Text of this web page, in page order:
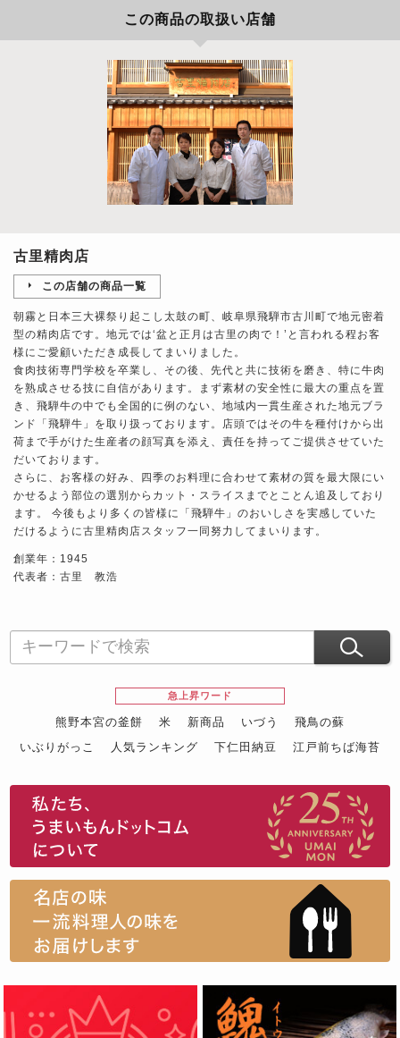
この商品の取扱い店舗
古里精肉店
この店舗の商品一覧
朝霧と日本三大裸祭り起こし太鼓の町、岐阜県飛騨市古川町で地元密着
型の精肉店です。地元では‘盆と正月は古里の肉で！’と言われる程お客
様にご愛顧いただき成長してまいりました。
食肉技術専門学校を卒業し、その後、先代と共に技術を磨き、特に牛肉
を熟成させる技に自信があります。まず素材の安全性に最大の重点を置
き、飛騨牛の中でも全国的に例のない、地域内一貫生産された地元ブラ
ンド「 飛騨牛」を取り扱っております。店頭ではその牛を種付けから出
荷まで手がけた生産者の顔写真を添え、責任を持ってご提供させていた
だいております。
さらに、お客様の好み、四季のお料理に合わせて素材の質を最大限にい
かせるよう部位の選別からカット・スライスまでとことん追及しており
ます。 今後もより多くの皆様に「 飛騨牛」のおいしさを実感していた
だけるように古里精肉店スタッフ一同努力してまいります。
創業年：1945
代表者：古里 教浩
急上昇ワード
熊野本宮の釜餅 米 新商品 いづう
飛鳥の蘇
いぶりがっこ
人気ランキング 下仁田納豆
江戸前ちば海苔